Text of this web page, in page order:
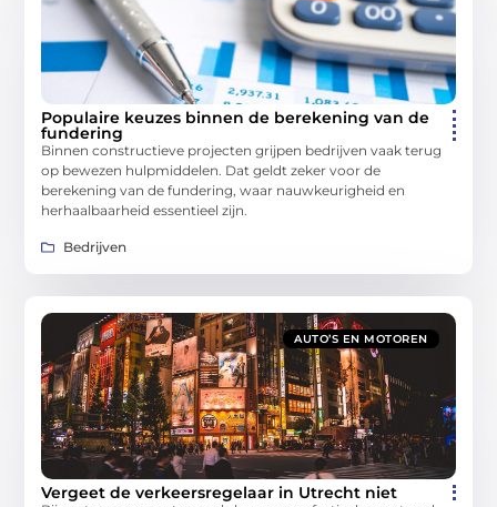
Populaire keuzes binnen de berekening van de
fundering
Binnen constructieve projecten grijpen bedrijven vaak terug
op bewezen hulpmiddelen. Dat geldt zeker voor de
berekening van de fundering, waar nauwkeurigheid en
herhaalbaarheid essentieel zijn.
Bedrijven
AUTO’S EN MOTOREN
Vergeet de verkeersregelaar in Utrecht niet